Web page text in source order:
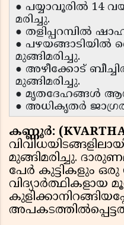
● പയ്യാവൂരിൽ 14
മരിച്ചു.
● തളിപ്പറമ്പിൽ
●
മുങ്ങിമരിച്ചു.
● അഴീക്കോട്
മുങ്ങിമരിച്ചു.
● മൃതദേഹങ്ങൾ
● അധികൃതർ
കണ്ണൂർ:
മുങ്ങിമരിച്ചു.
പേർ കുട്ടികളും
വിദ്യാർത്ഥികളായ